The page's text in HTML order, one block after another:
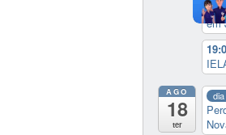
em
AGO
18
ter